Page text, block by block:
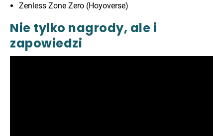
Zenless Zone Zero (Hoyoverse)
Nie tylko nagrody, ale i
zapowiedzi